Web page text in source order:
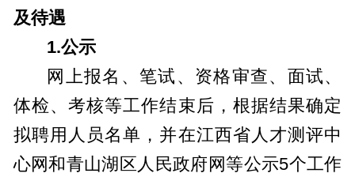
及待遇
1.公示
网上报名、笔试、资格审查、面试、
体检、考核等工作结束后，根据结果确定
拟聘用人员名单，并在江西省人才测评中
心网和青山湖区人民政府网等公示5个工作